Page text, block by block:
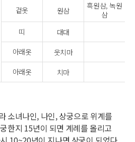
겉옷 원삼
흑원삼, 녹원
삼
띠
대대
아래옷
웃치마
아래옷
치마
소녀나인, 나인, 상궁으로 위계를
한지 15년이 되면 계례를 올리고